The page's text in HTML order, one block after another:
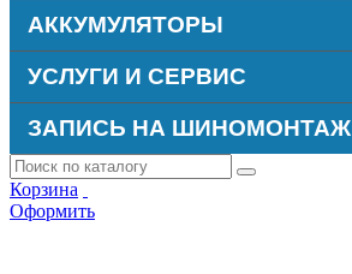
АККУМУЛЯТОРЫ
УСЛУГИ И СЕРВИС
ЗАПИСЬ НА ШИНОМОНТАЖ
Корзина
Оформить